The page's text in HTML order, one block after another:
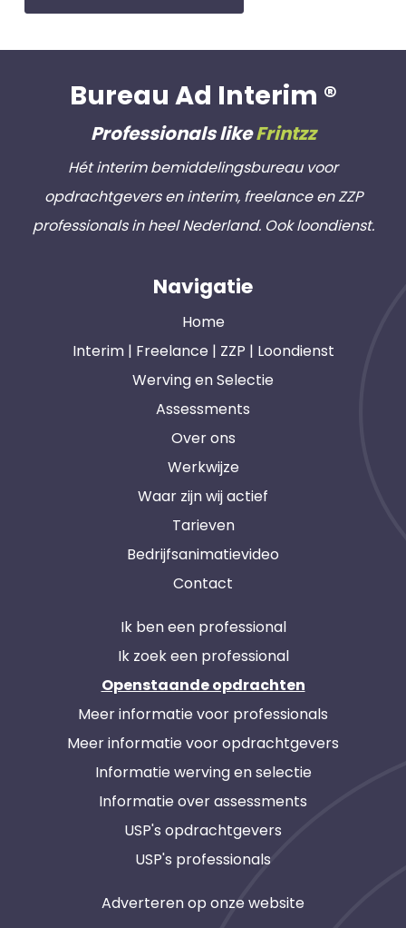
Bureau Ad Interim ®
Professionals likeFrintzz
Hét interim bemiddelingsbureau voor
opdrachtgevers en interim, freelance en ZZP
professionals in heel Nederland. Ook loondienst.
Navigatie
Home
Interim | Freelance | ZZP | Loondienst
Werving en Selectie
Assessments
Over ons
Werkwijze
Waar zijn wij actief
Tarieven
Bedrijfsanimatievideo
Contact
Ik ben een professional
Ik zoek een professional
Openstaande opdrachten
Meer informatie voor professionals
Meer informatie voor opdrachtgevers
Informatie werving en selectie
Informatie over assessments
USP's opdrachtgevers
USP's professionals
Adverteren op onze website